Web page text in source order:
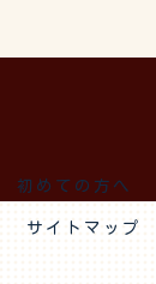
初めての方へ
サイトマップ